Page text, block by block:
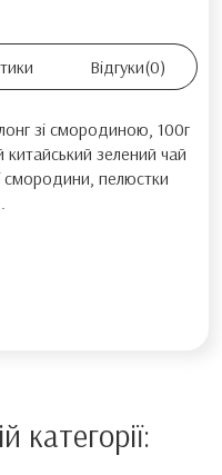
Відгуки(0)
зі смородиною, 100г
зелений чай
смородини, пелюстки
категорії: